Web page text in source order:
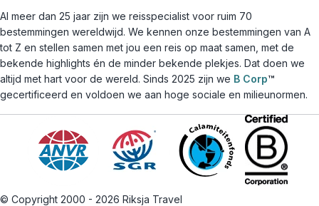
Al meer dan 25 jaar zijn we reisspecialist voor ruim 70
bestemmingen wereldwijd. We kennen onze bestemmingen van A
tot Z en stellen samen met jou een reis op maat samen, met de
bekende highlights én de minder bekende plekjes. Dat doen we
altijd met hart voor de wereld. Sinds 2025 zijn we B Corp™
gecertificeerd en voldoen we aan hoge sociale en milieunormen.
© Copyright 2000 - 2026 Riksja Travel